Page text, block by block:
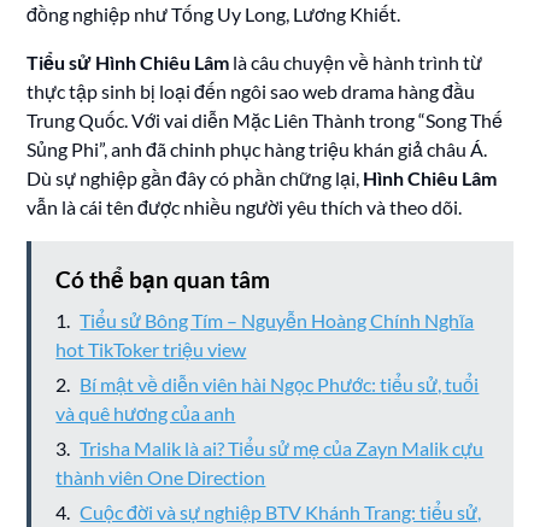
đồng nghiệp như Tống Uy Long, Lương Khiết.
Tiểu sử Hình Chiêu Lâm là câu chuyện về hành trình từ
thực tập sinh bị loại đến ngôi sao web drama hàng đầu
Trung Quốc. Với vai diễn Mặc Liên Thành trong “Song Thế
Sủng Phi”, anh đã chinh phục hàng triệu khán giả châu Á.
Dù sự nghiệp gần đây có phần chững lại, Hình Chiêu Lâm
vẫn là cái tên được nhiều người yêu thích và theo dõi.
Có thể bạn quan tâm
Tiểu sử Bông Tím – Nguyễn Hoàng Chính Nghĩa
hot TikToker triệu view
Bí mật về diễn viên hài Ngọc Phước: tiểu sử, tuổi
và quê hương của anh
Trisha Malik là ai? Tiểu sử mẹ của Zayn Malik cựu
thành viên One Direction
Cuộc đời và sự nghiệp BTV Khánh Trang: tiểu sử,